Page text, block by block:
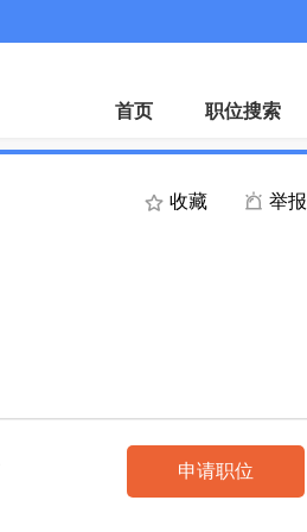
首页 职位搜索
收藏 举报
申请职位